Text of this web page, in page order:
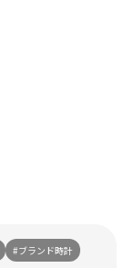
#ブランド時計